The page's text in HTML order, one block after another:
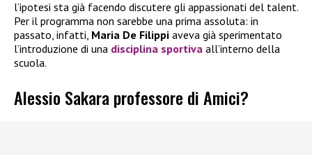
l’ipotesi sta già facendo discutere gli appassionati del talent.
Per il programma non sarebbe una prima assoluta: in
passato, infatti, Maria De Filippi aveva già sperimentato
l’introduzione di una disciplina sportiva all’interno della
scuola.
Alessio Sakara professore di Amici?